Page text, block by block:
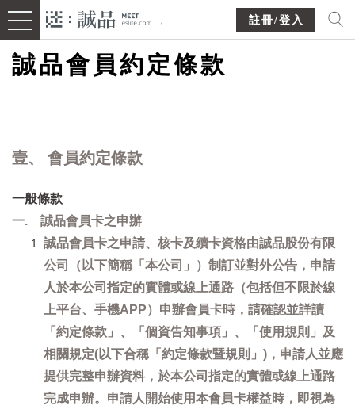
註冊/登入
誠品會員約定條款
壹、 會員約定條款
一般條款
一. 誠品會員卡之申辦
誠品會員卡之申請、核卡及續卡資格由誠品股份有限
公司（以下簡稱「本公司」）制訂並對外公告，申請
人於本公司指定的實體或線上通路（包括但不限於線
上平台、手機APP）申辦會員卡時，請確認並詳讀
「約定條款」、「個資告知事項」、「使用規則」及
相關規定(以下合稱「約定條款暨規則」)，申請人並應
提供完整申辦資料，於本公司指定的實體或線上通路
完成申辦。申請人開始使用本會員卡權益時，即視為